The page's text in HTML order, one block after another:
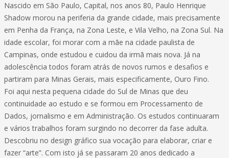
Nascido em São Paulo, Capital, nos anos 80, Paulo Henrique
Shadow morou na periferia da grande cidade, mais precisamente
em Penha da França, na Zona Leste, e Vila Velho, na Zona Sul. Na
idade escolar, foi morar com a mãe na cidade paulista de
Campinas, onde estudou e cuidou da irmã mais nova. Já na
adolescência todos foram atrás de novos rumos e desafios e
partiram para Minas Gerais, mais especificamente, Ouro Fino.
Foi aqui nesta pequena cidade do Sul de Minas que deu
continuidade ao estudo e se formou em Processamento de
Dados, jornalismo e em Administração. Os estudos continuaram
e vários trabalhos foram surgindo no decorrer da fase adulta.
Descobriu no design gráfico sua vocação para elaborar, criar e
fazer “arte”. Com isto já se passaram 20 anos dedicado a